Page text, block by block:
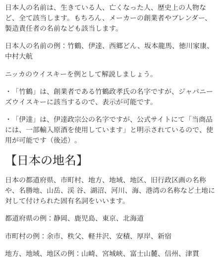
日本人の名前は、生きている人、亡くなった人、歴史上の人物な
ど、全て該当します。もちろん、メーカーの創業者やブレンダー、
製造責任者の名前なども該当します。
日本人の名前の例：竹鶴、伊達、西郷どん、坂本龍馬、徳川家康、
中村大航
ニッカのウイスキーを例として解説しましょう。
・「竹鶴」は、創業者である竹鶴政孝氏の名字ですが、ジャパニー
ズウイスキーに該当するので、表示が可能です。
・「伊達」は、伊達政宗公の名字ですが、公式サイトにて「当商品
には、一部輸入原酒を使用しています」と明示されているので、使
用が可能です（後述）。
【日本の地名】
日本の都道府県、市町村、地方、地域、地区、旧行政区画の名称
や、名勝地、山岳、渓 谷、湖沼、河川、海、港湾の名称など土地に
対して付けられた固有名詞をいいます。
都道府県の例：静岡、鹿児島、東京、北海道
市町村の例：余市、秩父、軽井沢、安積、厚岸、新宿
地方、地域、地区の例：山崎、宮城峡、富士山麓、信州、津貫